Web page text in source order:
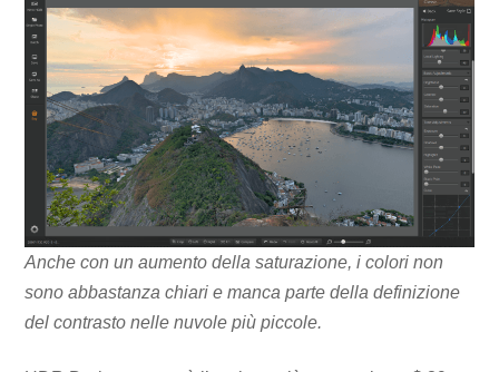
Anche con un aumento della saturazione, i colori non
sono abbastanza chiari e manca parte della definizione
del contrasto nelle nuvole più piccole.